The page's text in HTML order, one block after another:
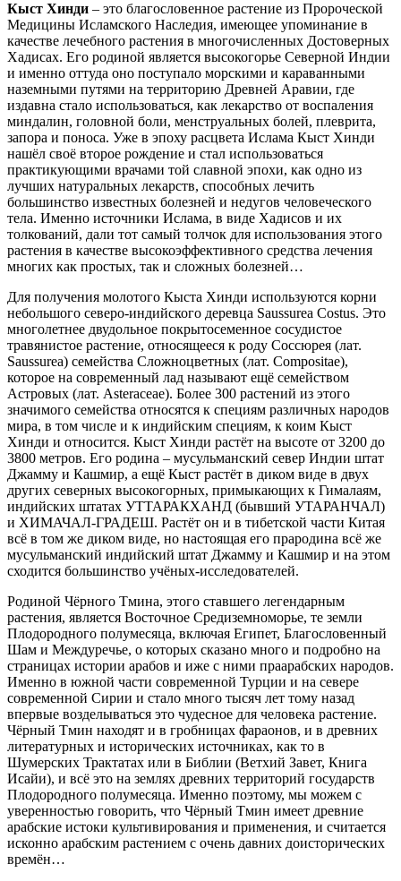
Кыст Хинди – это благословенное растение из Пророческой
Медицины Исламского Наследия, имеющее упоминание в
качестве лечебного растения в многочисленных Достоверных
Хадисах. Его родиной является высокогорье Северной Индии
и именно оттуда оно поступало морскими и караванными
наземными путями на территорию Древней Аравии, где
издавна стало использоваться, как лекарство от воспаления
миндалин, головной боли, менструальных болей, плеврита,
запора и поноса. Уже в эпоху расцвета Ислама Кыст Хинди
нашёл своё второе рождение и стал использоваться
практикующими врачами той славной эпохи, как одно из
лучших натуральных лекарств, способных лечить
большинство известных болезней и недугов человеческого
тела. Именно источники Ислама, в виде Хадисов и их
толкований, дали тот самый толчок для использования этого
растения в качестве высокоэффективного средства лечения
многих как простых, так и сложных болезней…
Для получения молотого Кыста Хинди используются корни
небольшого северо-индийского деревца Saussurea Costus. Это
многолетнее двудольное покрытосеменное сосудистое
травянистое растение, относящееся к роду Соссюрея (лат.
Saussurea) семейства Сложноцветных (лат. Compositae),
которое на современный лад называют ещё семейством
Астровых (лат. Asteraceae). Более 300 растений из этого
значимого семейства относятся к специям различных народов
мира, в том числе и к индийским специям, к коим Кыст
Хинди и относится. Кыст Хинди растёт на высоте от 3200 до
3800 метров. Его родина – мусульманский север Индии штат
Джамму и Кашмир, а ещё Кыст растёт в диком виде в двух
других северных высокогорных, примыкающих к Гималаям,
индийских штатах УТТАРАКХАНД (бывший УТАРАНЧАЛ)
и ХИМАЧАЛ-ГРАДЕШ. Растёт он и в тибетской части Китая
всё в том же диком виде, но настоящая его прародина всё же
мусульманский индийский штат Джамму и Кашмир и на этом
сходится большинство учёных-исследователей.
Родиной Чёрного Тмина, этого ставшего легендарным
растения, является Восточное Средиземноморье, те земли
Плодородного полумесяца, включая Египет, Благословенный
Шам и Междуречье, о которых сказано много и подробно на
страницах истории арабов и иже с ними праарабских народов.
Именно в южной части современной Турции и на севере
современной Сирии и стало много тысяч лет тому назад
впервые возделываться это чудесное для человека растение.
Чёрный Тмин находят и в гробницах фараонов, и в древних
литературных и исторических источниках, как то в
Шумерских Трактатах или в Библии (Ветхий Завет, Книга
Исайи), и всё это на землях древних территорий государств
Плодородного полумесяца. Именно поэтому, мы можем с
уверенностью говорить, что Чёрный Тмин имеет древние
арабские истоки культивирования и применения, и считается
исконно арабским растением с очень давних доисторических
времён…